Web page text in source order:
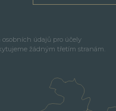
osobních údajů pro účely
žádným třetím stranám.